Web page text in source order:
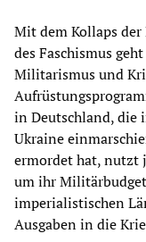
Mit dem Kollaps
des Faschismus
Militarismus und
in Deutschland, die
Ukraine
ermordet hat, nutzt
um ihr
imperialistischen
Ausgaben in die